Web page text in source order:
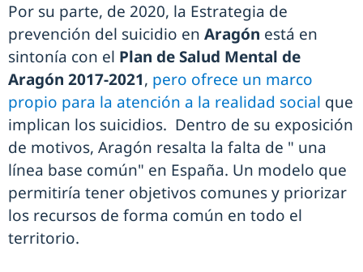
Por su parte, de 2020, la Estrategia de
prevención del suicidio en Aragón está en
sintonía con el Plan de Salud Mental de
Aragón 2017-2021, pero ofrece un marco
propio para la atención a la realidad social que
implican los suicidios. Dentro de su exposición
de motivos, Aragón resalta la falta de " una
línea base común" en España. Un modelo que
permitiría tener objetivos comunes y priorizar
los recursos de forma común en todo el
territorio.